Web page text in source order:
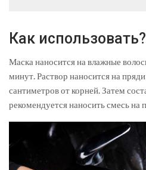
Как использовать?
Маска наносится на влажные
минут. Раствор наносится на
сантиметров от корней. Затем
рекомендуется наносить смесь на